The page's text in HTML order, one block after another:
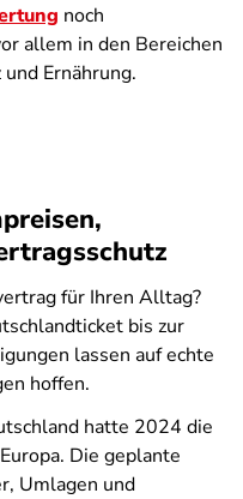
noch
allem in den Bereichen
Ernährung.
für Ihren Alltag?
bis zur
lassen auf echte
hoffen.
hatte 2024 die
Die geplante
Umlagen und